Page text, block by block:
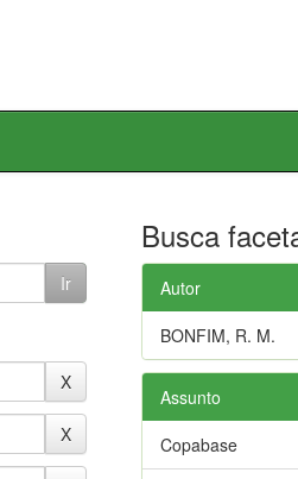
Busca
Autor
BONFIM, R. M.
Assunto
Copabase